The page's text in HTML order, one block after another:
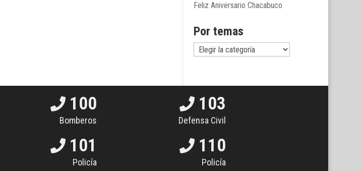
Feliz Aniversario Chacabuco
Por temas
Por
temas
100
Bomberos
101
Policía
103
Defensa Civil
110
Policía